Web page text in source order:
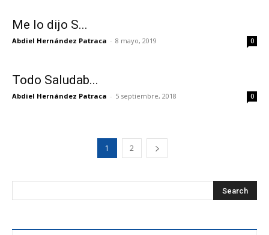
Me lo dijo S...
Abdiel Hernández Patraca - 8 mayo, 2019 0
Todo Saludab...
Abdiel Hernández Patraca - 5 septiembre, 2018 0
1 2